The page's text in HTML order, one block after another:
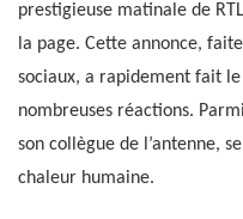
prestigieuse matinale de
la page. Cette annonce,
sociaux, a rapidement fait
nombreuses réactions.
son collègue de l’antenne,
chaleur humaine.